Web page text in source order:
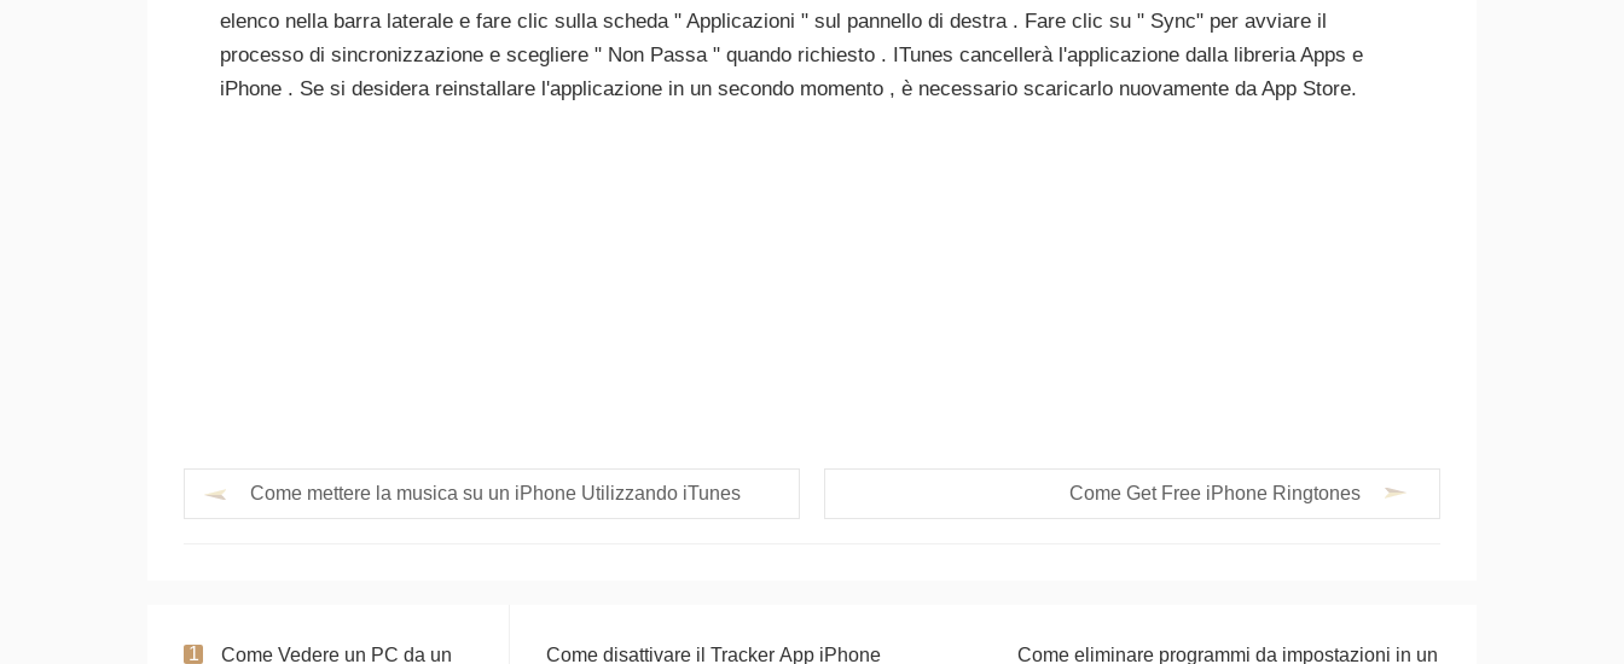
elenco nella barra laterale e fare clic sulla scheda " Applicazioni " sul pannello di destra . Fare clic su " Sync" per avviare il
processo di sincronizzazione e scegliere " Non Passa " quando richiesto . ITunes cancellerà l'applicazione dalla libreria Apps e
iPhone . Se si desidera reinstallare l'applicazione in un secondo momento , è necessario scaricarlo nuovamente da App Store.
Come mettere la musica su un iPhone Utilizzando iTunes Come Get Free iPhone Ringtones
Come Vedere un PC da un
Come disattivare il Tracker App iPhone
Come eliminare programmi da impostazioni in un